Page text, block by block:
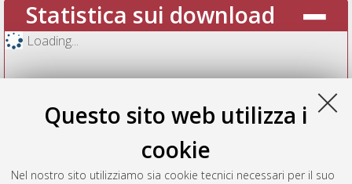
Questo sito web utilizza i
cookie
Nel nostro sito utilizziamo sia cookie tecnici necessari per il suo
Statistica sui download
Loading...